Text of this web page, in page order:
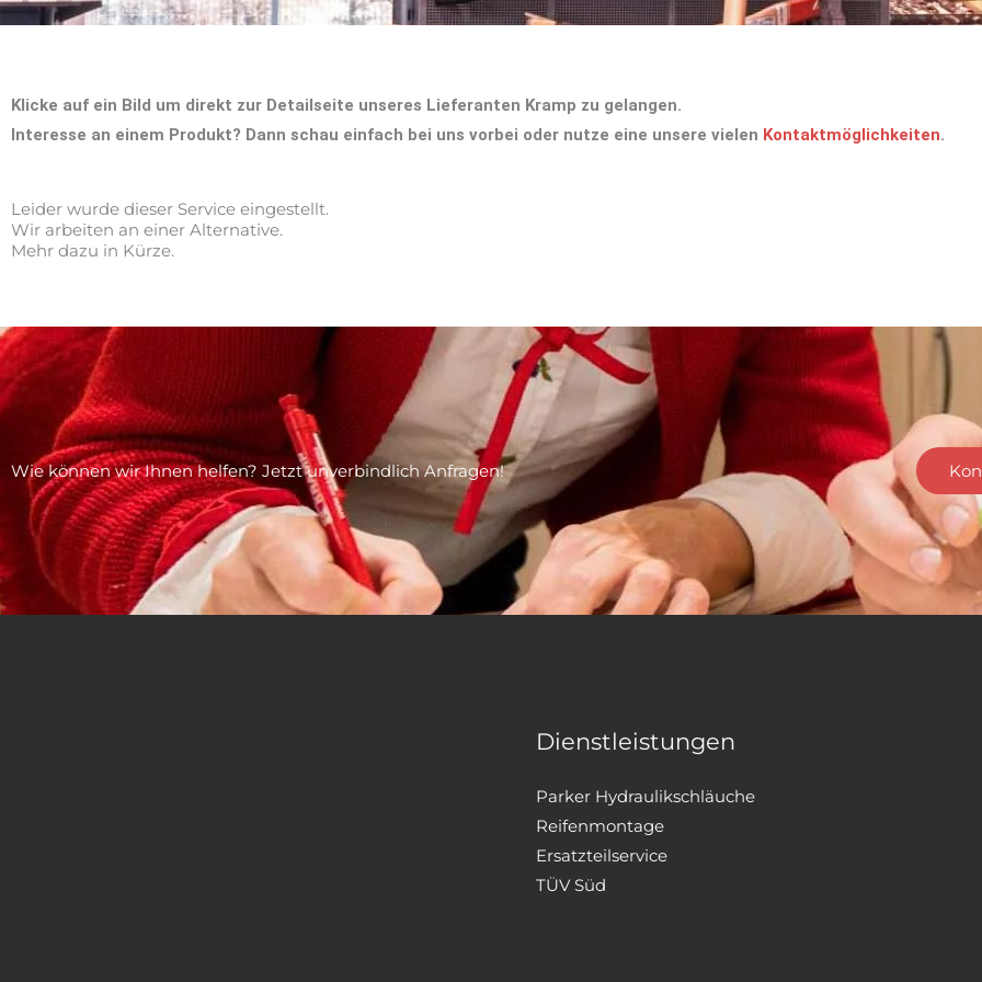
Klicke auf ein Bild um direkt zur Detailseite unseres Lieferanten Kramp zu gelangen.
Interesse an einem Produkt? Dann schau einfach bei uns vorbei oder nutze eine unsere vielen Kontaktmöglichkeiten.
Leider wurde dieser Service eingestellt.
Wir arbeiten an einer Alternative.
Mehr dazu in Kürze.
Wie können wir Ihnen helfen? Jetzt unverbindlich Anfragen!
Dienstleistungen
Parker Hydraulikschläuche
Reifenmontage
Ersatzteilservice
TÜV Süd